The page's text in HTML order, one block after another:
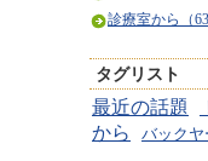
診療室から（
タグリスト
最近の話題
から
バックヤ